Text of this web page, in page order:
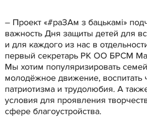
– Проект «#раЗАм з бацькамі»
важность Дня защиты детей для
и для каждого из нас в
первый секретарь РК ОО БРСМ
Мы хотим популяризировать
молодёжное движение, воспитать
патриотизма и трудолюбия. А
условия для проявления
сфере благоустройства.